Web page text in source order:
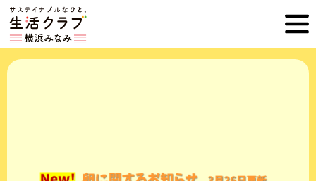
横
浜
ホ
ー
ム
へ